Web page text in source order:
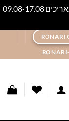
לקוחות יקרים! אין משלוחים/איסוף עצמי בין התאריכים 09.08-17.08
RONARI